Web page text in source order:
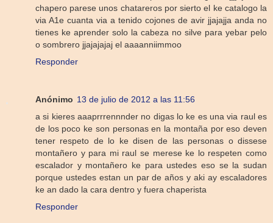
chapero parese unos chatareros por sierto el ke catalogo la
via A1e cuanta via a tenido cojones de avir jjajajja anda no
tienes ke aprender solo la cabeza no silve para yebar pelo
o sombrero jjajajajaj el aaaanniimmoo
Responder
Anónimo 13 de julio de 2012 a las 11:56
a si kieres aaaprrrennnder no digas lo ke es una via raul es
de los poco ke son personas en la montaña por eso deven
tener respeto de lo ke disen de las personas o dissese
montañero y para mi raul se merese ke lo respeten como
escalador y montañero ke para ustedes eso se la sudan
porque ustedes estan un par de años y aki ay escaladores
ke an dado la cara dentro y fuera chaperista
Responder